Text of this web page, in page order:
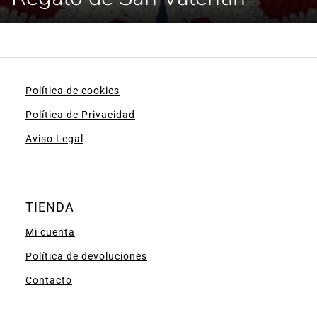
Política de cookies
Política de Privacidad
Aviso Legal
TIENDA
Mi cuenta
Política de devoluciones
Contacto